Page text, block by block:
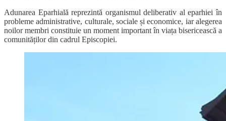
Adunarea Eparhială reprezintă organismul deliberativ al eparhiei în
probleme administrative, culturale, sociale și economice, iar alegerea
noilor membri constituie un moment important în viața bisericească a
comunităților din cadrul Episcopiei.